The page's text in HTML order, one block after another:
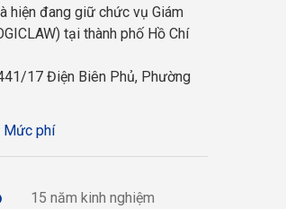
hiện đang giữ chức vụ Giám
tại thành phố Hồ Chí
17 Điện Biên Phủ, Phường
Mức phí
15 năm kinh nghiệm